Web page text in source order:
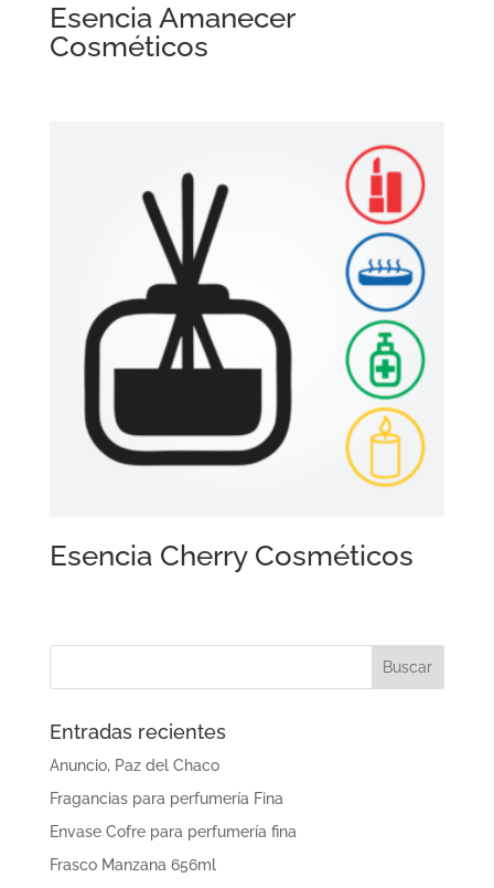
Esencia Amanecer
Cosméticos
Esencia Cherry Cosméticos
Entradas recientes
Anuncio, Paz del Chaco
Fragancias para perfumería Fina
Envase Cofre para perfumería fina
Frasco Manzana 656ml